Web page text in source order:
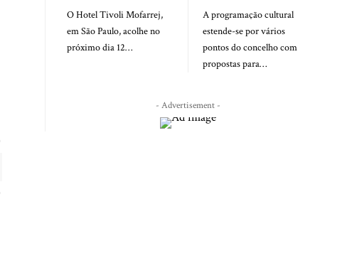
O Hotel Tivoli Mofarrej,
em São Paulo, acolhe no
próximo dia 12…
A programação cultural
estende-se por vários
pontos do concelho com
propostas para…
- Advertisement -